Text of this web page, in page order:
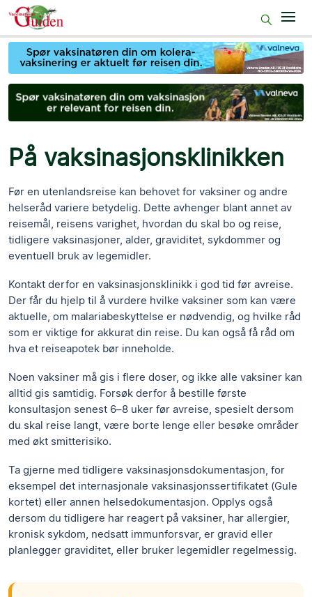
Start
På reisemålet
Gravide
For sykepleiepersonell
På vaksinasjonsklinikken
Før en utenlandsreise kan behovet for vaksiner og andre
helseråd variere betydelig. Dette avhenger blant annet av
reisemål, reisens varighet, hvordan du skal bo og reise,
tidligere vaksinasjoner, alder, graviditet, sykdommer og
eventuell bruk av legemidler.
Kontakt derfor en vaksinasjonsklinikk i god tid før avreise.
Der får du hjelp til å vurdere hvilke vaksiner som kan være
aktuelle, om malariabeskyttelse er nødvendig, og hvilke råd
som er viktige for akkurat din reise. Du kan også få råd om
hva et reiseapotek bør inneholde.
Noen vaksiner må gis i flere doser, og ikke alle vaksiner kan
alltid gis samtidig. Forsøk derfor å bestille første
konsultasjon senest 6–8 uker før avreise, spesielt dersom
du skal reise langt, være borte lenge eller besøke områder
med økt smitterisiko.
Ta gjerne med tidligere vaksinasjonsdokumentasjon, for
eksempel det internasjonale vaksinasjonssertifikatet (Gule
kortet) eller annen helsedokumentasjon. Opplys også
dersom du tidligere har reagert på vaksiner, har allergier,
kronisk sykdom, nedsatt immunforsvar, er gravid eller
planlegger graviditet, eller bruker legemidler regelmessig.